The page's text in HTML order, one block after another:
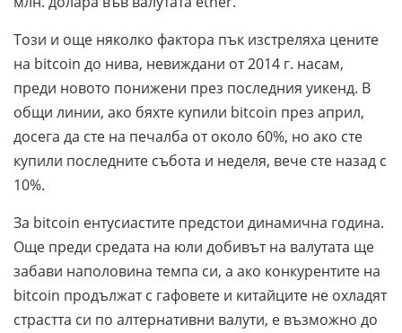
Този и още няколко фактора пък изстреляха цените
на bitcoin до нива, невиждани от 2014 г. насам,
преди новото понижени през последния уикенд. В
общи линии, ако бяхте купили bitcoin през април,
досега да сте на печалба от около 60%, но ако сте
купили последните събота и неделя, вече сте назад с
10%.
За bitcoin ентусиастите предстои динамична година.
Още преди средата на юли добивът на валутата ще
забави наполовина темпа си, а ако конкурентите на
bitcoin продължат с гафовете и китайците не охладят
страстта си по алтернативни валути, е възможно до